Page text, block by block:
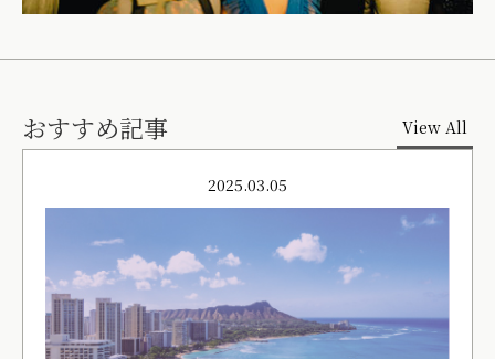
おすすめ記事 View All
2025.03.05